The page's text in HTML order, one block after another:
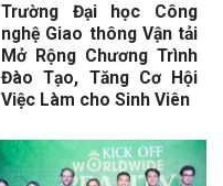
Trường Đại học Công
nghệ Giao thông Vận tải
Mở Rộng Chương Trình
Đào Tạo, Tăng Cơ Hội
Việc Làm cho Sinh Viên